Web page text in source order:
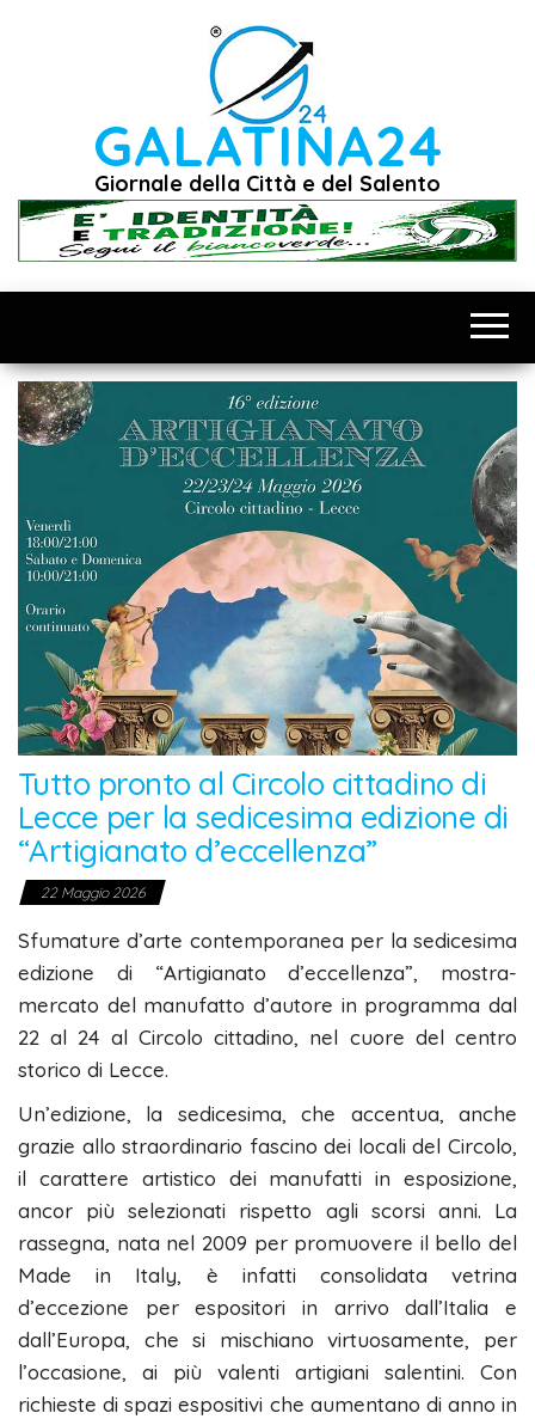
GALATINA24
Giornale della Città e del Salento
Tutto pronto al Circolo cittadino di
Lecce per la sedicesima edizione di
“Artigianato d’eccellenza”
22 Maggio 2026
Sfumature d’arte contemporanea per la sedicesima
edizione di “Artigianato d’eccellenza”, mostra-
mercato del manufatto d’autore in programma dal
22 al 24 al Circolo cittadino, nel cuore del centro
storico di Lecce.
Un’edizione, la sedicesima, che accentua, anche
grazie allo straordinario fascino dei locali del Circolo,
il carattere artistico dei manufatti in esposizione,
ancor più selezionati rispetto agli scorsi anni. La
rassegna, nata nel 2009 per promuovere il bello del
Made in Italy, è infatti consolidata vetrina
d’eccezione per espositori in arrivo dall’Italia e
dall’Europa, che si mischiano virtuosamente, per
l’occasione, ai più valenti artigiani salentini. Con
richieste di spazi espositivi che aumentano di anno in